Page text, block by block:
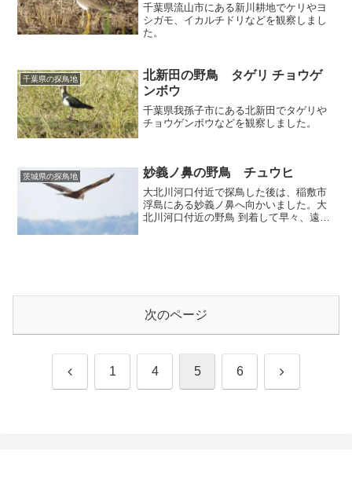
千葉県流山市にある新川耕地でケリやヨ
シガモ、イカルチドリなどを観察しまし
た。
千葉県の探鳥地
北新田の野鳥 タゲリ チョウゲ
ンボウ
千葉県我孫子市にある北新田でタゲリや
チョウゲンボウなどを観察しました。
茨城県の探鳥地 妙義ノ鼻の野鳥 チュウヒ
大北川河口付近で探鳥した後は、稲敷市
浮島にある妙義ノ鼻へ向かいました。大
北川河口付近の野鳥 到着して早々、遠く
次のページ
前 1 4 5 6 次